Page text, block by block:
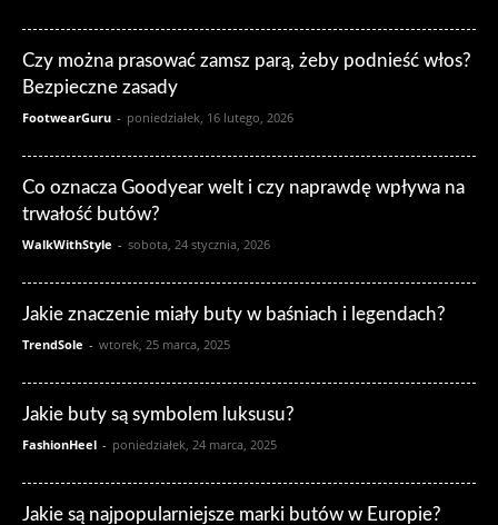
Czy można prasować zamsz parą, żeby podnieść włos?
Bezpieczne zasady
FootwearGuru - poniedziałek, 16 lutego, 2026
Co oznacza Goodyear welt i czy naprawdę wpływa na
trwałość butów?
WalkWithStyle - sobota, 24 stycznia, 2026
Jakie znaczenie miały buty w baśniach i legendach?
TrendSole - wtorek, 25 marca, 2025
Jakie buty są symbolem luksusu?
FashionHeel - poniedziałek, 24 marca, 2025
Jakie są najpopularniejsze marki butów w Europie?